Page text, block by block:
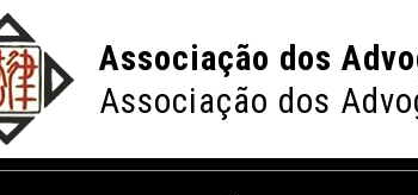
Associação dos
Associação dos